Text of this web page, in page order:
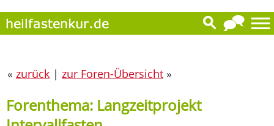
« zurück | zur Foren-Übersicht »
Forenthema: Langzeitprojekt